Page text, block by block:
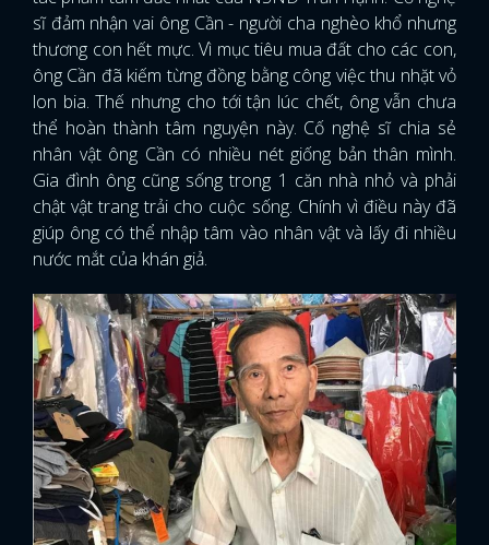
sĩ đảm nhận vai ông Cần - người cha nghèo khổ nhưng
thương con hết mực. Vì mục tiêu mua đất cho các con,
ông Cần đã kiếm từng đồng bằng công việc thu nhặt vỏ
lon bia. Thế nhưng cho tới tận lúc chết, ông vẫn chưa
thể hoàn thành tâm nguyện này. Cố nghệ sĩ chia sẻ
nhân vật ông Cần có nhiều nét giống bản thân mình.
Gia đình ông cũng sống trong 1 căn nhà nhỏ và phải
chật vật trang trải cho cuộc sống. Chính vì điều này đã
giúp ông có thể nhập tâm vào nhân vật và lấy đi nhiều
nước mắt của khán giả.